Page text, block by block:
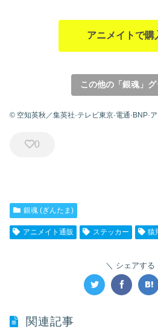
アニメイトで購
この他の「銀魂」
© 空知英秋／集英社·テレビ東京·電通·BNP·
0
銀魂 (ぎんたま)
アニメイト通販 ステッカー 猿
シェアする
関連記事